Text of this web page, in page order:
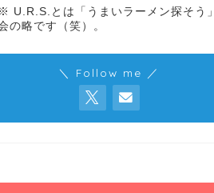
※ U.R.S.とは「うまいラーメン探そう」
の略です（笑）。
＼ Follow me ／